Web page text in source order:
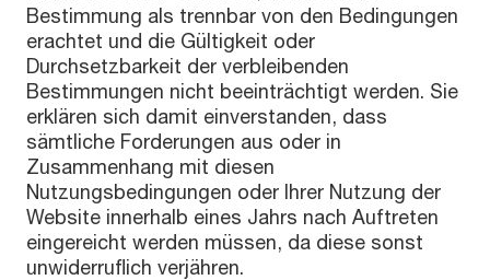
Bestimmung als trennbar von den Bedingungen
erachtet und die Gültigkeit oder
Durchsetzbarkeit der verbleibenden
Bestimmungen nicht beeinträchtigt werden. Sie
erklären sich damit einverstanden, dass
sämtliche Forderungen aus oder in
Zusammenhang mit diesen
Nutzungsbedingungen oder Ihrer Nutzung der
Website innerhalb eines Jahrs nach Auftreten
eingereicht werden müssen, da diese sonst
unwiderruflich verjähren.